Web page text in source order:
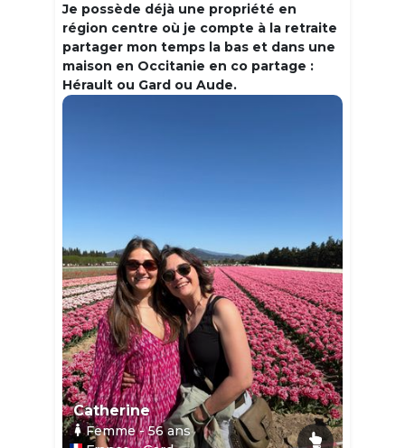
Je possède déjà une propriété en
région centre où je compte à la retraite
partager mon temps la bas et dans une
maison en Occitanie en co partage :
Hérault ou Gard ou Aude.
Catherine
Femme- 56ans